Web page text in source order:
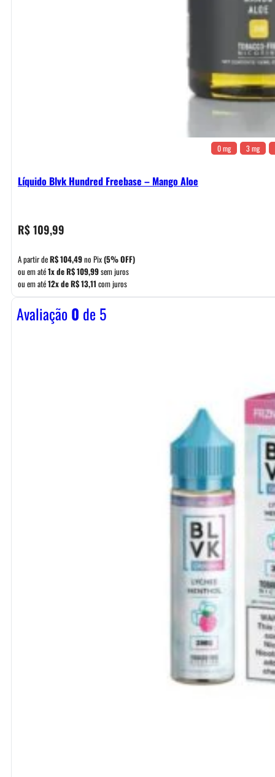
0 mg 3 mg
Líquido Blvk Hundred Freebase – Mango Aloe
R$109,99
A partir deR$104,49no Pix(5% OFF)
ou em até1x deR$109,99sem juros
ou em até12x deR$13,11 com juros
Avaliação0 de 5